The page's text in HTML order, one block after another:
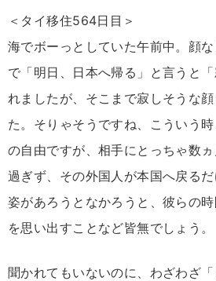
＜タイ移住564日目＞
海でボーっとしていた午前中。顔
で「明日、日本へ帰る」と言うと
れましたが、そこまで寂しそうな
た。そりゃそうですね、こういう
の自由ですが、相手にとっちゃ数
過ぎず、その外国人が本国へ戻る
姿があろうとなかろうと、彼らの
を思い出すことなど皆無でしょう。
聞かれてもいないのに、わざわざ